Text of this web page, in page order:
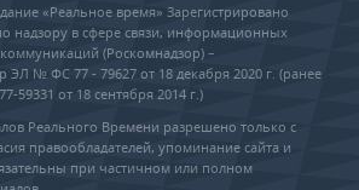
«Реальное время» Зарегистрировано
надзору в сфере связи, информационных
(Роскомнадзор) –
ЭЛ № ФС 77 - 79627 от 18 декабря 2020 г. (ранее
59331 от 18 сентября 2014 г.)
Реального Времени разрешено только с
правообладателей, упоминание сайта и
при частичном или полном